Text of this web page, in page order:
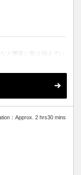
ど豊富に取り揃えてい
。
：Approx. 2 hrs30 mins